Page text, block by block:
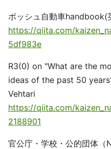
ボッシュ自動車handbook(
https://qiita.com/
5df983e
R3(0) on "What are the
ideas of the past 50
Vehtari
https://qiita.com/
2188901
官公庁・学校・公的団体（